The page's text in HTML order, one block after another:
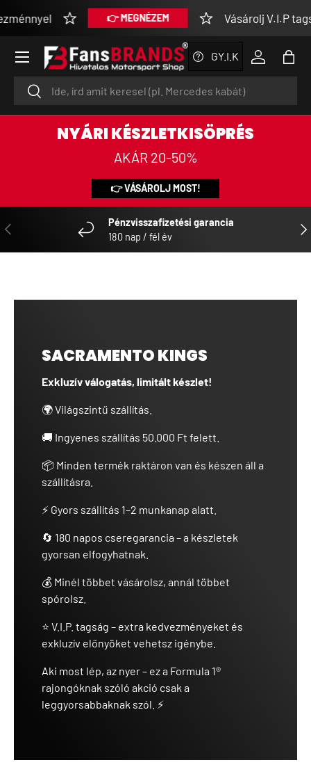
UGRÁS A TARTALOMRA
👉 MEGNÉZEM Vásárolj V.I.P
Keresés
Keresés
GY.I.K
Menü
NYÁRI KÉSZLETKISÖPRÉS
AKÁR 20-50%
👉 VÁSÁROLJ MOST!
ELŐZŐ
Pénzvisszafizetési garancia
180 nap / fél év
SACRAMENTO KINGS
Exkluzív válogatás, limitált készlet!
🌍 Világszintű szállítás.
🚚 Ingyenes szállítás 50.000 Ft felett.
📦 Minden termék raktáron van és készen áll a
szállításra.
⚡ Gyors szállítás 1–2 munkanap alatt.
🔄 180 napos cseregarancia – a készletek
gyorsan elfogyhatnak.
💰 Minél többet vásárolsz, annál többet
spórolsz.
⭐ V.I.P. tagság – extra kedvezményeket és
exkluzív előnyöket vehetsz igénybe.
Aki most lép, az nyer – ez a Formula 1®
rajongóknak szóló akció csak a
leggyorsabbaknak szól. ⚡